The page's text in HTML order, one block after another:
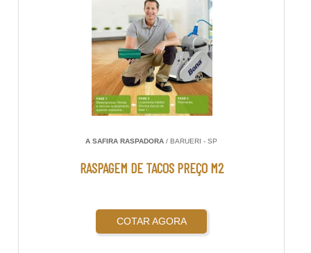
A SAFIRA RASPADORA / BARUERI - SP
RASPAGEM DE TACOS PREÇO M2
COTAR AGORA